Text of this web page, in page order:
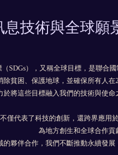
息技術與全球願
SDGs），又稱全球目標，是聯合
除貧困、保護地球，並確保所有人在
於將這些目標融入我們的技術與使
僅代表了科技的創新，還跨界應用
為地方創生和全球合作貢
的夥伴合作，我們不斷推動永續發